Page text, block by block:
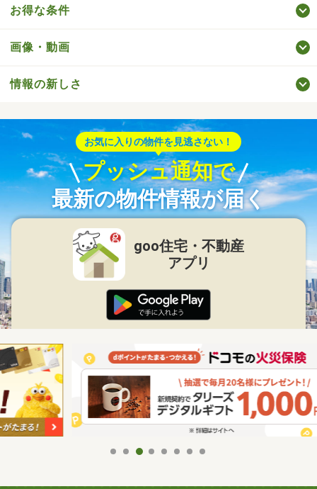
お得な条件
画像・動画
情報の新しさ
お気に入りの物件を見逃さない！
プッシュ通知で
最新の物件情報が届く
goo住宅・不動産
アプリ